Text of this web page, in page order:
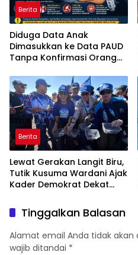
Berita
Diduga Data Anak
Dimasukkan ke Data PAUD
Tanpa Konfirmasi Orang
Disebut Terdampak
Berita
Lewat Gerakan Langit Biru,
Tutik Kusuma Wardani Ajak
Kader Demokrat Dekat
Kerja Nyata
Tinggalkan Balasan
Alamat email Anda tidak akan
wajib ditandai *